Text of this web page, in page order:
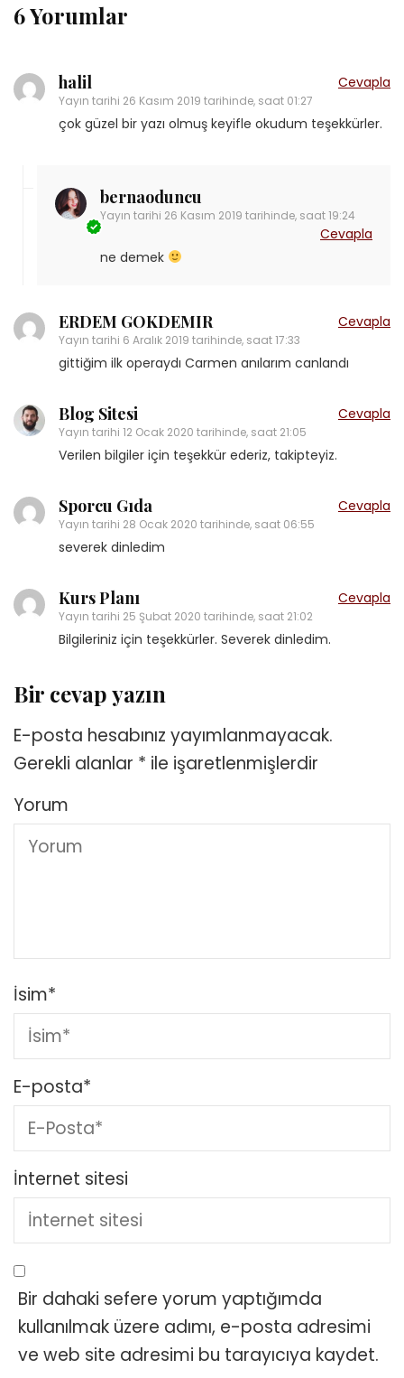
6 Yorumlar
halil
Yayın tarihi 26 Kasım 2019 tarihinde, saat 01:27
Cevapla
çok güzel bir yazı olmuş keyifle okudum teşekkürler.
bernaoduncu
Yayın tarihi 26 Kasım 2019 tarihinde, saat 19:24
Cevapla
ne demek
ERDEM GOKDEMIR
Yayın tarihi 6 Aralık 2019 tarihinde, saat 17:33
Cevapla
gittiğim ilk operaydı Carmen anılarım canlandı
Blog Sitesi
Yayın tarihi 12 Ocak 2020 tarihinde, saat 21:05
Cevapla
Verilen bilgiler için teşekkür ederiz, takipteyiz.
Sporcu Gıda
Yayın tarihi 28 Ocak 2020 tarihinde, saat 06:55
Cevapla
severek dinledim
Kurs Planı
Yayın tarihi 25 Şubat 2020 tarihinde, saat 21:02
Cevapla
Bilgileriniz için teşekkürler. Severek dinledim.
Bir cevap yazın
E-posta hesabınız yayımlanmayacak.
Gerekli alanlar * ile işaretlenmişlerdir
Yorum
İsim*
E-posta*
İnternet sitesi
Bir dahaki sefere yorum yaptığımda
kullanılmak üzere adımı, e-posta adresimi
ve web site adresimi bu tarayıcıya kaydet.